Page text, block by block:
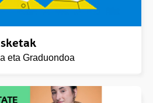
eta Graduondoa